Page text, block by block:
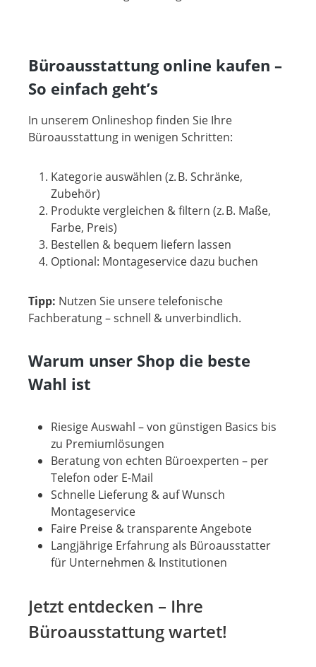
Büroausstattung online kaufen –
So einfach geht’s
In unserem Onlineshop finden Sie Ihre
Büroausstattung in wenigen Schritten:
Kategorie auswählen (z. B. Schränke,
Zubehör)
Produkte vergleichen & filtern (z. B. Maße,
Farbe, Preis)
Bestellen & bequem liefern lassen
Optional: Montageservice dazu buchen
Tipp: Nutzen Sie unsere telefonische
Fachberatung – schnell & unverbindlich.
Warum unser Shop die beste
Wahl ist
Riesige Auswahl – von günstigen Basics bis
zu Premiumlösungen
Beratung von echten Büroexperten – per
Telefon oder E-Mail
Schnelle Lieferung & auf Wunsch
Montageservice
Faire Preise & transparente Angebote
Langjährige Erfahrung als Büroausstatter
für Unternehmen & Institutionen
Jetzt entdecken – Ihre
Büroausstattung wartet!